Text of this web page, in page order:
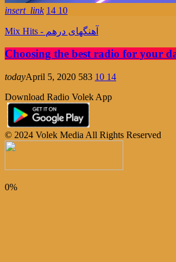
insert_link 14 10
Mix Hits - آهنگهای درهم
Choosing the best radio for your
todayApril 5, 2020 583 10 14
Download Radio Volek App
© 2024 Volek Media All Rights Reserved
0%